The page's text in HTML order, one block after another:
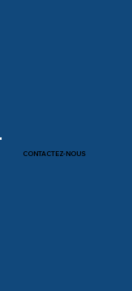
CONTACTEZ-NOUS